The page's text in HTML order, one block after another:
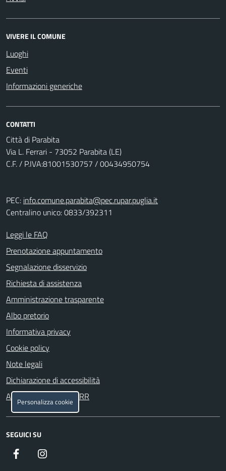
VIVERE IL COMUNE
Luoghi
Eventi
Informazioni generiche
CONTATTI
Città di Parabita
Via L. Ferrari - 73052 Parabita (LE)
C.F. / P.IVA:81001530757 / 00434950754
PEC: info.comune.parabita@pec.rupar.puglia.it
Centralino unico: 0833/392311
Leggi le FAQ
Prenotazione appuntamento
Segnalazione disservizio
Richiesta di assistenza
Amministrazione trasparente
Albo pretorio
Informativa privacy
Cookie policy
Note legali
Dichiarazione di accessibilità
Attuazione misure PNRR
SEGUICI SU
Facebook
Personalizza cookie